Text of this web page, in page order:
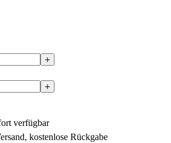
verfügbar
kostenlose Rückgabe